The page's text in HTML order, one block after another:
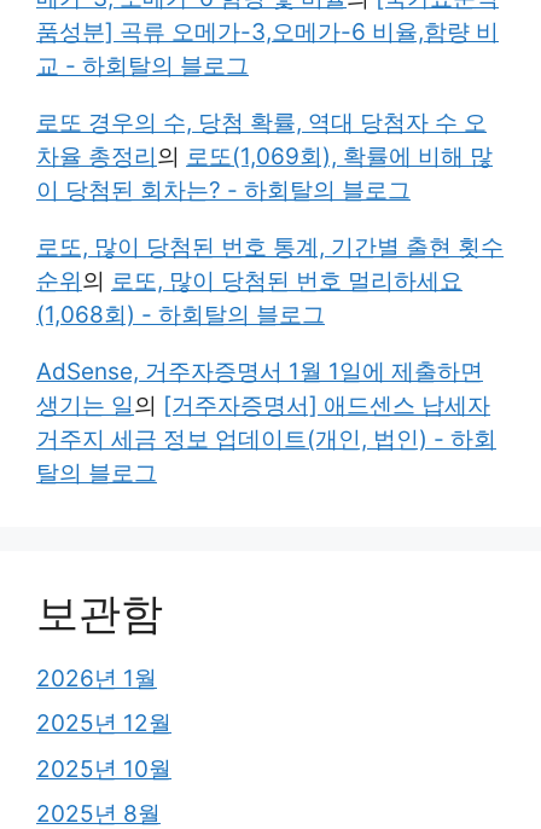
품성분] 곡류 오메가-3,오메가-6 비율,함량 비
교 - 하회탈의 블로그
로또 경우의 수, 당첨 확률, 역대 당첨자 수 오
차율 총정리의 로또(1,069회), 확률에 비해 많
이 당첨된 회차는? - 하회탈의 블로그
로또, 많이 당첨된 번호 통계, 기간별 출현 횟수
순위의 로또, 많이 당첨된 번호 멀리하세요
(1,068회) - 하회탈의 블로그
AdSense, 거주자증명서 1월 1일에 제출하면
생기는 일의 [거주자증명서] 애드센스 납세자
거주지 세금 정보 업데이트(개인, 법인) - 하회
탈의 블로그
보관함
2026년 1월
2025년 12월
2025년 10월
2025년 8월